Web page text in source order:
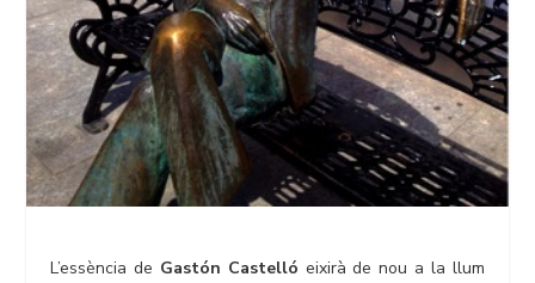
L’essència de Gastón Castelló eixirà de nou a la llum